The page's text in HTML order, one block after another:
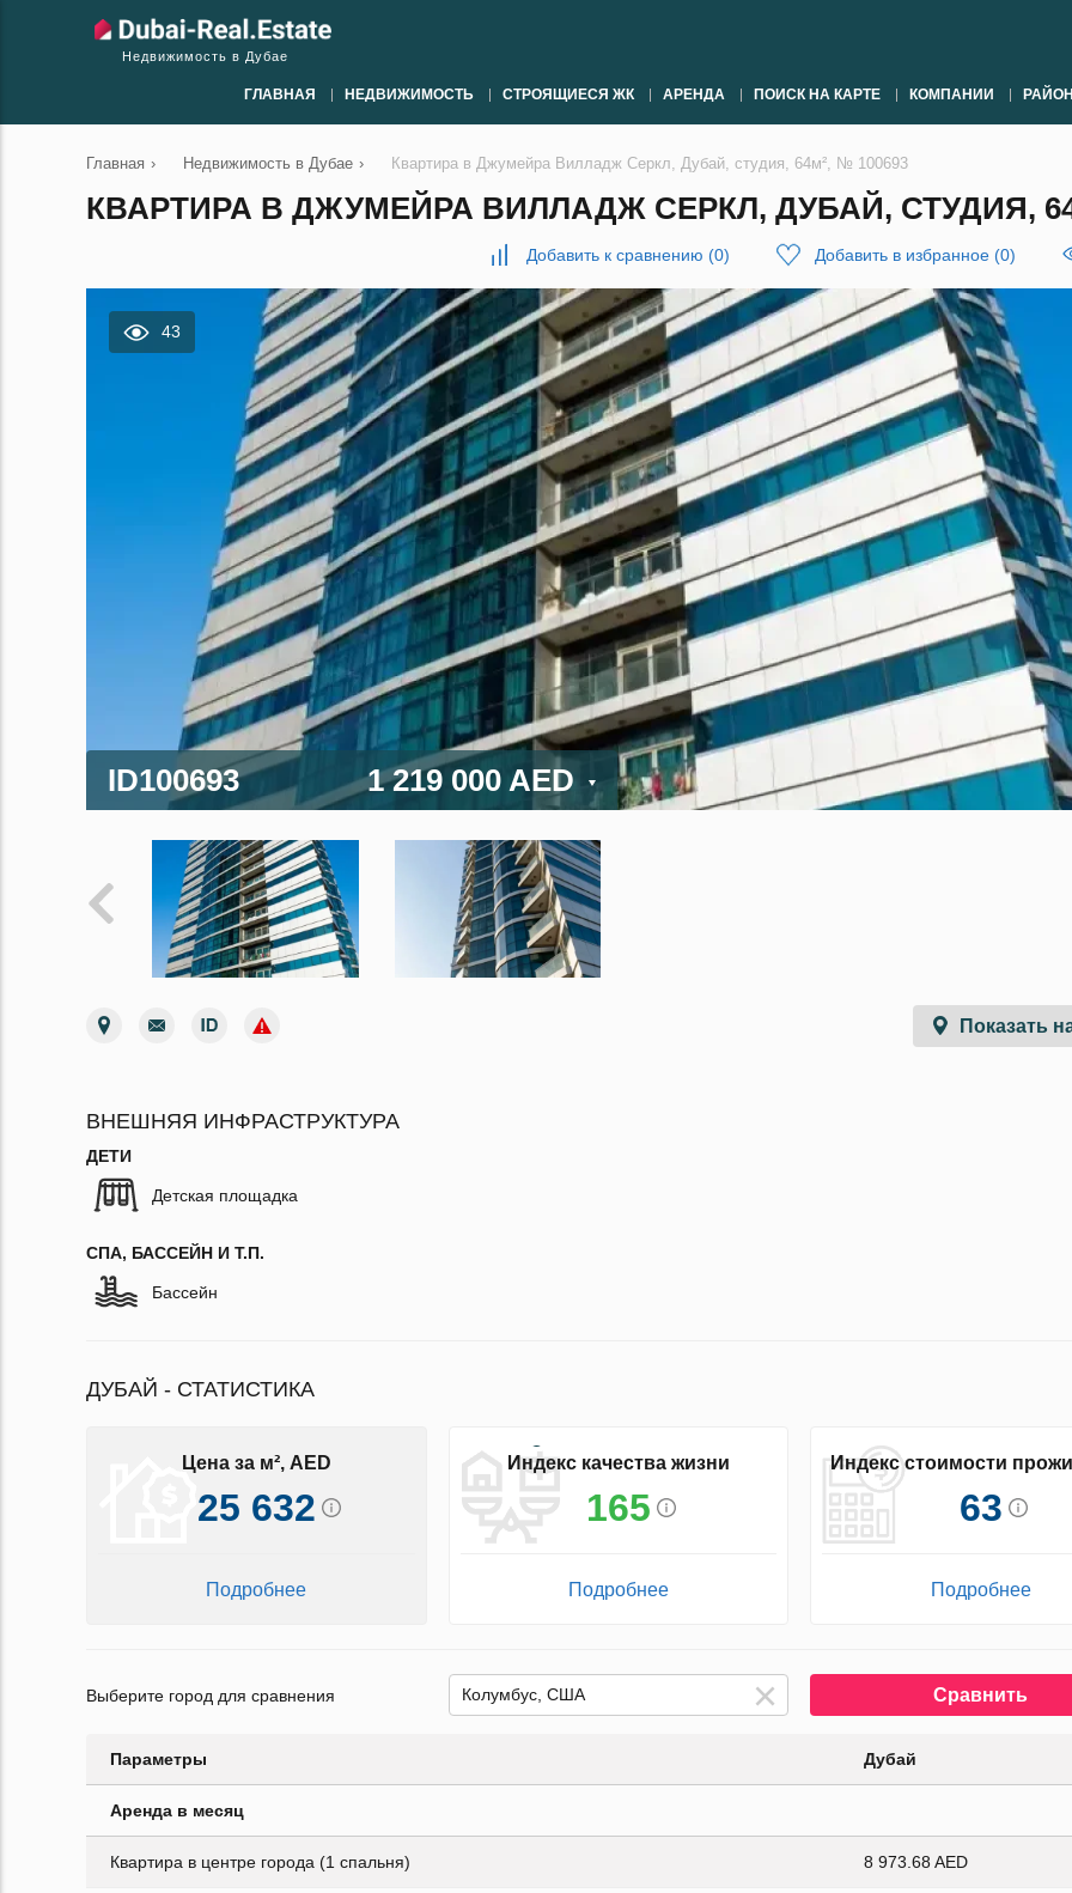
Недвижимость в Дубае
ГЛАВНАЯ НЕДВИЖИМОСТЬ СТРОЯЩИЕСЯ ЖК АРЕНДА ПОИСК НА КАРТЕ КОМПАНИИ
Главная › Недвижимость в Дубае › Квартира в Джумейра Вилладж Серкл, Дубай, студия, 64м², № 100693
КВАРТИРА В ДЖУМЕЙРА ВИЛЛАДЖ СЕРКЛ, ДУБАЙ, СТУДИЯ,
Добавить к сравнению (0) Добавить в избранное (0)
43
ID100693 1 219 000 AED
Показать
ВНЕШНЯЯ ИНФРАСТРУКТУРА
ДЕТИ
Детская площадка
СПА, БАССЕЙН И Т.П.
Бассейн
ДУБАЙ - СТАТИСТИКА
Цена за м², AED
25 632
Подробнее
Индекс качества жизни
165
Подробнее
Индекс стоимости
63
Подробнее
Выберите город для сравнения Сравнить
Параметры Дубай
Аренда в месяц
Квартира в центре города (1 спальня) 8 973.68 AED